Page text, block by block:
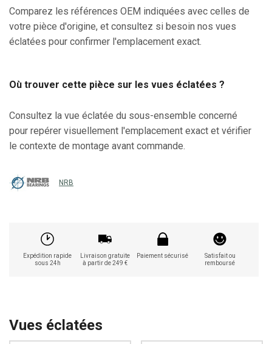
Comparez les références OEM indiquées avec celles de
votre pièce d'origine, et consultez si besoin nos vues
éclatées pour confirmer l'emplacement exact.
Où trouver cette pièce sur les vues éclatées ?
Consultez la vue éclatée du sous-ensemble concerné
pour repérer visuellement l'emplacement exact et vérifier
le contexte de montage avant commande.
NRB
Expédition rapide
sous 24h
Livraison gratuite
à partir de 249 €
Paiement sécurisé
Satisfait ou
remboursé
Vues éclatées